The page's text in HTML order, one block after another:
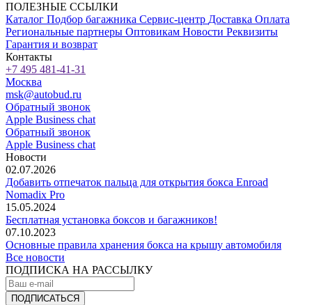
ПОЛЕЗНЫЕ ССЫЛКИ
Каталог Подбор багажника Сервис-центр Доставка Оплата
Региональные партнеры Оптовикам Новости Реквизиты
Гарантия и возврат
Контакты
+7 495 481-41-31
Москва
msk@autobud.ru
Обратный звонок
Apple Business chat
Обратный звонок
Apple Business chat
Новости
02.07.2026
Добавить отпечаток пальца для открытия бокса Enroad
Nomadix Pro
15.05.2024
Бесплатная установка боксов и багажников!
07.10.2023
Основные правила хранения бокса на крышу автомобиля
Все новости
ПОДПИСКА НА РАССЫЛКУ